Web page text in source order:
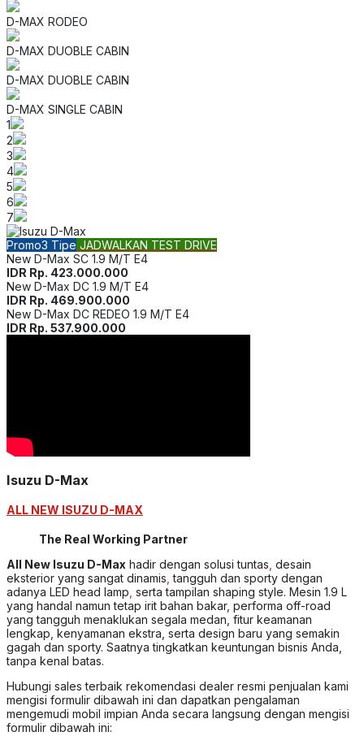
D-MAX RODEO
D-MAX DUOBLE CABIN
D-MAX DUOBLE CABIN
D-MAX SINGLE CABIN
1
2
3
4
5
6
7
Promo3 Tipe JADWALKAN TEST DRIVE
New D-Max SC 1.9 M/T E4
IDR Rp. 423.000.000
New D-Max DC 1.9 M/T E4
IDR Rp. 469.900.000
New D-Max DC REDEO 1.9 M/T E4
IDR Rp. 537.900.000
Isuzu D-Max
ALL NEW ISUZU D-MAX
The Real Working Partner
All New Isuzu D-Max hadir dengan solusi tuntas desain
eksterior yang sangat dinamis tangguh dan sporty dengan
adanya LED head lamp serta tampilan shaping style. Mesin 1.9 L
yang handal namun tetap irit bahan bakar, performa off-road
yang tangguh menaklukan segala medan, fitur keamanan
lengkap, kenyamanan ekstra, serta design baru yang semakin
gagah dan sporty. Saatnya tingkatkan keuntungan bisnis Anda,
tanpa kenal batas.
Hubungi sales terbaik rekomendasi dealer resmi penjualan kami
mengisi formulir dibawah ini dan dapatkan pengalaman
mengemudi mobil impian Anda secara langsung dengan mengisi
formulir dibawah ini: